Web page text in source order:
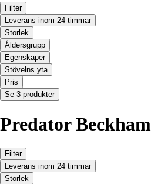
Filter
Leverans inom 24 timmar
Storlek
Åldersgrupp
Egenskaper
Stövelns yta
Pris
Se 3 produkter
Predator Beckham
Filter
Leverans inom 24 timmar
Storlek